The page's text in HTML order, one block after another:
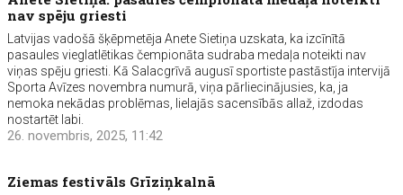
nav spēju griesti
Latvijas vadošā šķēpmetēja Anete Sietiņa uzskata, ka izcīnītā
pasaules vieglatlētikas čempionāta sudraba medaļa noteikti nav
viņas spēju griesti. Kā Salacgrīvā augusī sportiste pastāstīja intervijā
Sporta Avīzes novembra numurā, viņa pārliecinājusies, ka, ja
nemoka nekādas problēmas, lielajās sacensībās allaž, izdodas
nostartēt labi.
26. novembris, 2025, 11:42
Ziemas festivāls Grīziņkalnā